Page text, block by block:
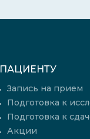
ПАЦИЕНТУ
Запись на прием
Подготовка к
Подготовка к
Акции